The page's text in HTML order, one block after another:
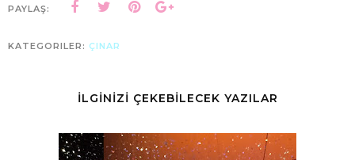
PAYLAŞ:
KATEGORILER: ÇINAR
İLGİNİZİ ÇEKEBİLECEK YAZILAR